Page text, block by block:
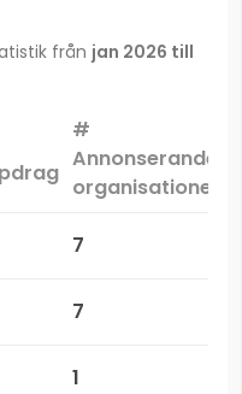
från jan 2026 till
#
Annonserande
organisationer
7
7
1